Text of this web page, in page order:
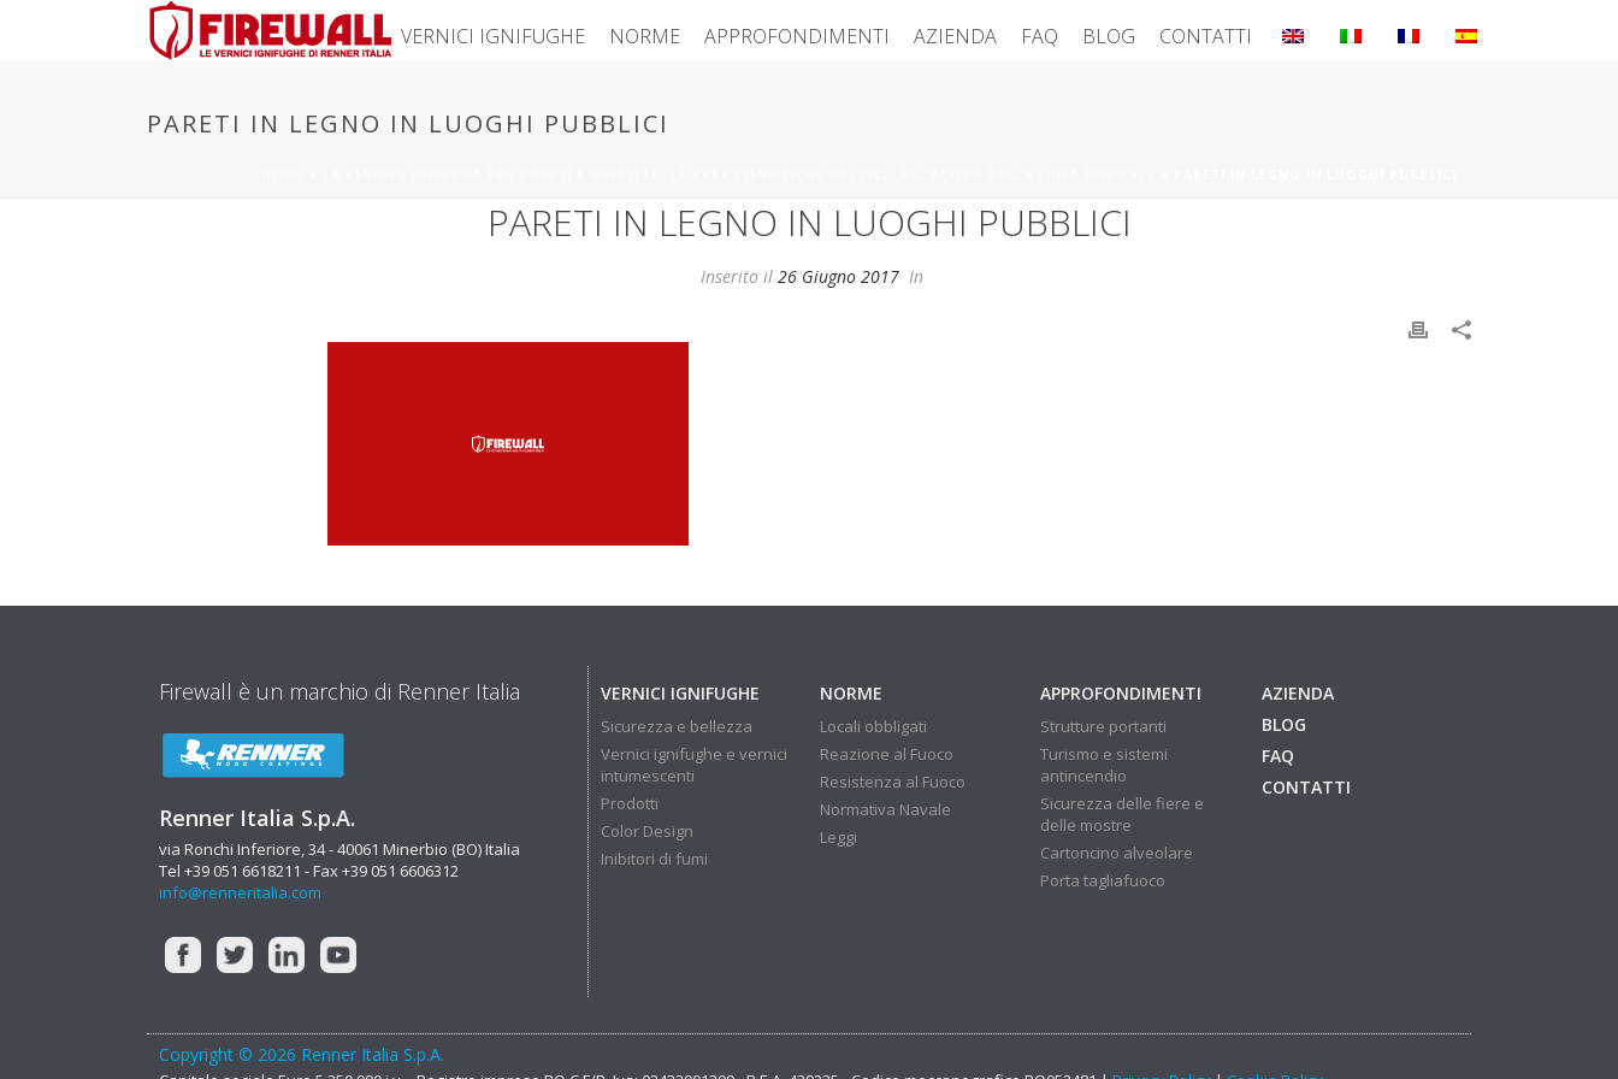
VERNICI IGNIFUGHE NORME APPROFONDIMENTI AZIENDA FAQ BLOG CONTATTI
PARETI IN LEGNO IN LUOGHI PUBBLICI
PARETI IN LEGNO IN LUOGHI PUBBLICI
Inserito il 26 Giugno 2017 In
Firewall è un marchio di Renner Italia
Renner Italia S.p.A.
via Ronchi Inferiore, 34 - 40061 Minerbio (BO) Italia
Tel +39 051 6618211 - Fax +39 051 6606312
info@renneritalia.com
VERNICI IGNIFUGHE
Sicurezza e bellezza
Vernici ignifughe e vernici
intumescenti
Prodotti
Color Design
Inibitori di fumi
NORME
Locali obbligati
Reazione al Fuoco
Resistenza al Fuoco
Normativa Navale
Leggi
APPROFONDIMENTI
Strutture portanti
Turismo e sistemi
antincendio
Sicurezza delle fiere e
delle mostre
Cartoncino alveolare
Porta tagliafuoco
AZIENDA
BLOG
FAQ
CONTATTI
Copyright © 2026 Renner Italia S.p.A.